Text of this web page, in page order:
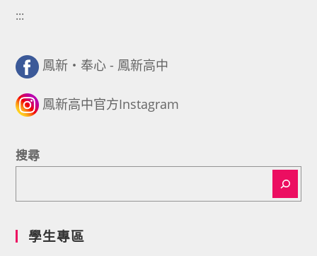
:::
鳳新・奉心 - 鳳新高中
鳳新高中官方Instagram
搜尋
學生專區